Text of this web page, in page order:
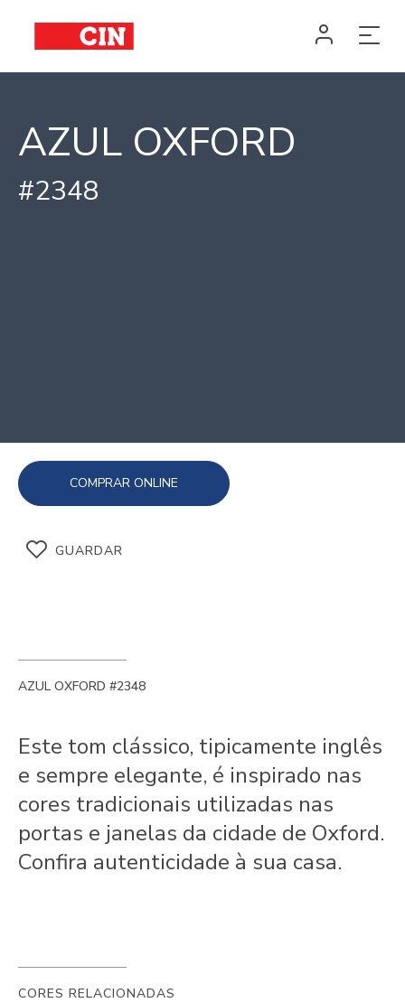
AZUL OXFORD
#2348
COMPRAR ONLINE
GUARDAR
AZUL OXFORD #2348
Este tom clássico, tipicamente inglês
e sempre elegante, é inspirado nas
cores tradicionais utilizadas nas
portas e janelas da cidade de Oxford.
Confira autenticidade à sua casa.
CORES RELACIONADAS